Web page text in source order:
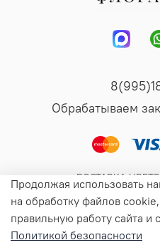
В
Обрабатываем
ДОСТАВКА
Продолжая использовать
на обработку файлов
правильную работу сайта и
Политикой безопасности